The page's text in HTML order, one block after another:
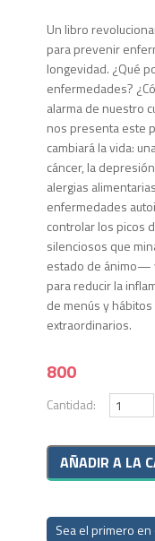
Un libro
para prevenir
longevidad. ¿Qué
enfermedades?
alarma de nuestro
nos presenta este
cambiará la vida:
cáncer, la
alergias
enfermedades
controlar los picos
silenciosos que
estado de áni­mo—
para reducir la
de menús y
extraordinarios.
800
Cantidad:
Sea el primero